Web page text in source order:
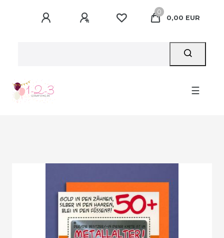
0
0,00 EUR
☰